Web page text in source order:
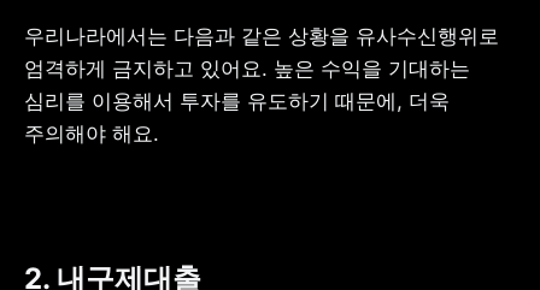
우리나라에서는 다음과 같은 상황을 유사수신행위로
엄격하게 금지하고 있어요. 높은 수익을 기대하는
심리를 이용해서 투자를 유도하기 때문에, 더욱
주의해야 해요.
2. 내구제대출